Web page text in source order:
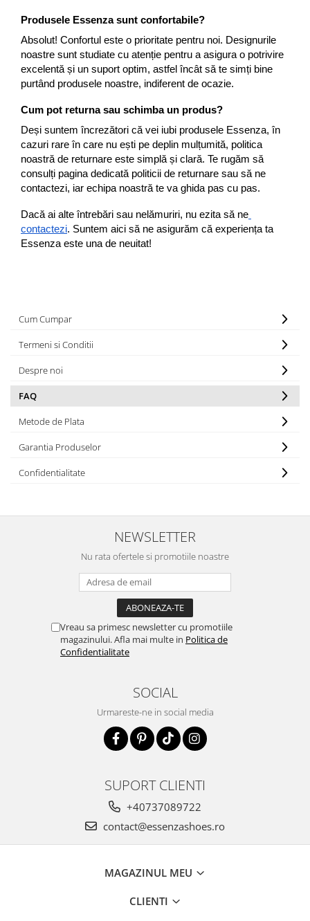
Produsele Essenza sunt confortabile?
Absolut! Confortul este o prioritate pentru noi. Designurile
noastre sunt studiate cu atenție pentru a asigura o potrivire
excelentă și un suport optim, astfel încât să te simți bine
purtând produsele noastre, indiferent de ocazie.
Cum pot returna sau schimba un produs?
Deși suntem încrezători că vei iubi produsele Essenza, în
cazuri rare în care nu ești pe deplin mulțumită, politica
noastră de returnare este simplă și clară. Te rugăm să
consulți pagina dedicată politicii de returnare sau să ne
contactezi, iar echipa noastră te va ghida pas cu pas.
Dacă ai alte întrebări sau nelămuriri, nu ezita să ne
contactezi. Suntem aici să ne asigurăm că experiența ta
Essenza este una de neuitat!
Cum Cumpar
Termeni si Conditii
Despre noi
FAQ
Metode de Plata
Garantia Produselor
Confidentialitate
NEWSLETTER
Nu rata ofertele si promotiile noastre
Vreau sa primesc newsletter cu promotiile
magazinului. Afla mai multe in Politica de
Confidentialitate
SOCIAL
Urmareste-ne in social media
SUPORT CLIENTI
+40737089722
contact@essenzashoes.ro
MAGAZINUL MEU
CLIENTI